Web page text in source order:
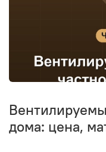
дома: цена,